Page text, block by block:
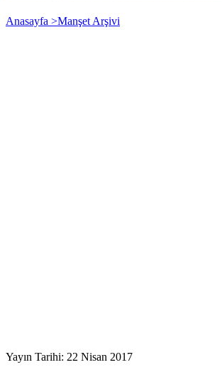
Anasayfa >Manşet Arşivi
Yayın Tarihi: 22 Nisan 2017